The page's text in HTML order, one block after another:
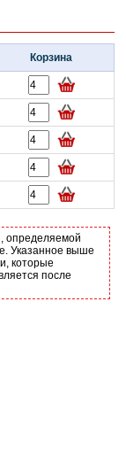
Корзина
определяемой
Указанное выше
которые
после